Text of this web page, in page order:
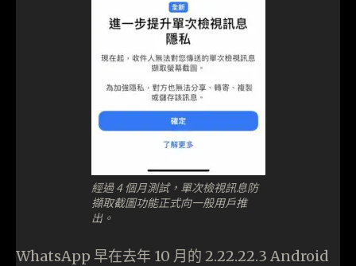
經過 4 個月測試，單次檢視訊息防
擷取截圖功能正式向一般用戶推
出。
WhatsApp 早在去年 10 月的 2.22.22.3 Android